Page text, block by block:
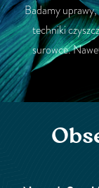
Badamy
techniki
surowce.